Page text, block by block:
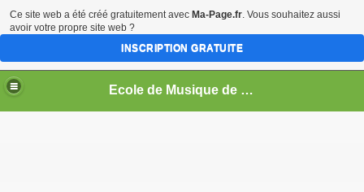
Ecole de Musique de Haute-Picardie
Ce site web a été créé gratuitement avec Ma-Page.fr. Vous souhaitez aussi
avoir votre propre site web ?
INSCRIPTION GRATUITE